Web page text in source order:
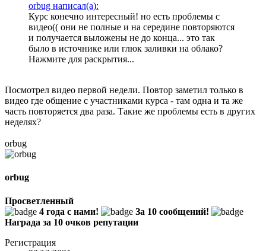
orbug написал(а):
Курс конечно интересный! но есть проблемы с
видео(( они не полные и на середине повторяются
и получается выложены не до конца... это так
было в источнике или глюк заливки на облако?
Нажмите для раскрытия...
Посмотрел видео первой недели. Повтор заметил только в
видео где общение с участниками курса - там одна и та же
часть повторяется два раза. Такие же проблемы есть в других
неделях?
orbug
orbug
Просветленный
4 года с нами!
За 10 сообщений!
Награда за 10 очков репутации
Регистрация